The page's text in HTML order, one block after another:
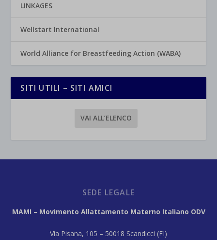
LINKAGES
Wellstart International
World Alliance for Breastfeeding Action (WABA)
SITI UTILI – SITI AMICI
VAI ALL’ELENCO
SEDE LEGALE
MAMI – Movimento Allattamento Materno Italiano ODV
Via Pisana, 105 – 50018 Scandicci (FI)